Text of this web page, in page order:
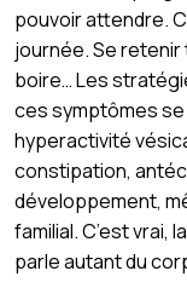
pouvoir attendre.
journée. Se retenir
boire… Les
ces symptômes
hyperactivité
constipation,
développement,
familial. C’est vrai,
parle autant du